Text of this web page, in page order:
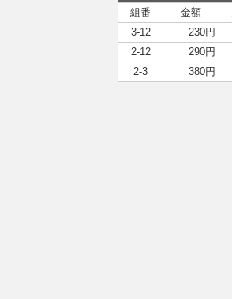
組番
金額
3-12
230円
2-12
290円
2-3
380円